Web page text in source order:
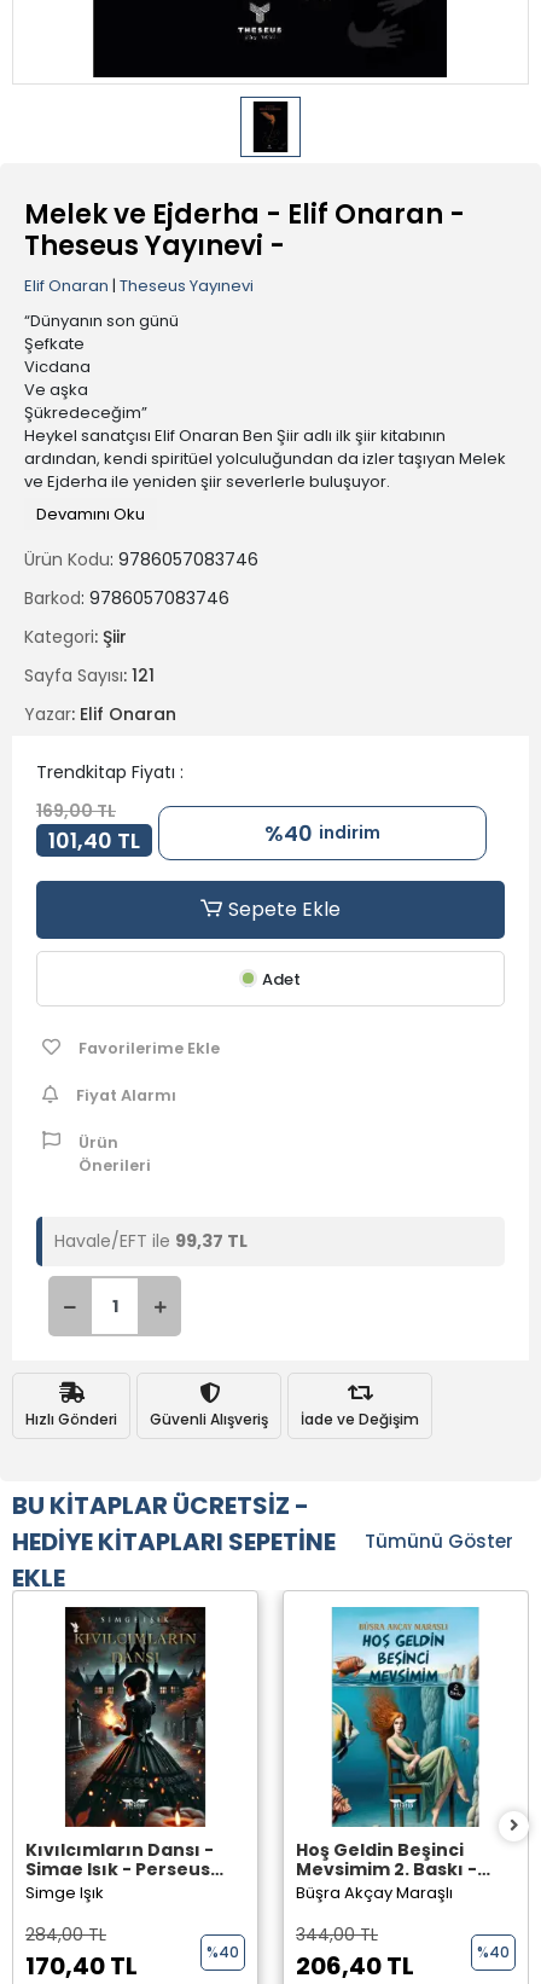
Melek ve Ejderha - Elif Onaran -
Theseus Yayınevi -
Elif Onaran | Theseus Yayınevi
“Dünyanın son günü
Şefkate
Vicdana
Ve aşka
Şükredeceğim”
Heykel sanatçısı Elif Onaran Ben Şiir adlı ilk şiir kitabının
ardından, kendi spiritüel yolculuğundan da izler taşıyan Melek
ve Ejderha ile yeniden şiir severlerle buluşuyor.
Devamını Oku
Ürün Kodu: 9786057083746
Barkod: 9786057083746
Kategori: Şiir
Sayfa Sayısı: 121
Yazar: Elif Onaran
Trendkitap Fiyatı :
169,00 TL
101,40 TL %40 indirim
Sepete Ekle
Adet
Favorilerime Ekle
Fiyat Alarmı
Ürün
Önerileri
Havale/EFT ile 99,37 TL
Hızlı Gönderi Güvenli Alışveriş İade ve Değişim
BU KİTAPLAR ÜCRETSİZ -
HEDİYE KİTAPLARI SEPETİNE
EKLE
Tümünü Göster
Kıvılcımların Dansı -
Simge Işık - Perseus
Yayınevi -
Simge Işık
284,00 TL
170,40 TL %40
Hoş Geldin Beşinci
Mevsimim 2. Baskı -
Büşra Akçay Maraşlı -
Perseus Yayınevi -
Büşra Akçay Maraşlı
344,00 TL
206,40 TL %40